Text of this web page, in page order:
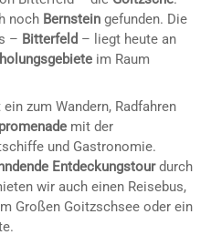
noch Bernsteingefunden. Die
– Bitterfeld – liegt heute an
im Raum
zum Wandern, Radfahren
mit der
und Gastronomie.
Entdeckungstourdurch
wir auch einen Reisebus,
Großen Goitzschsee oder ein